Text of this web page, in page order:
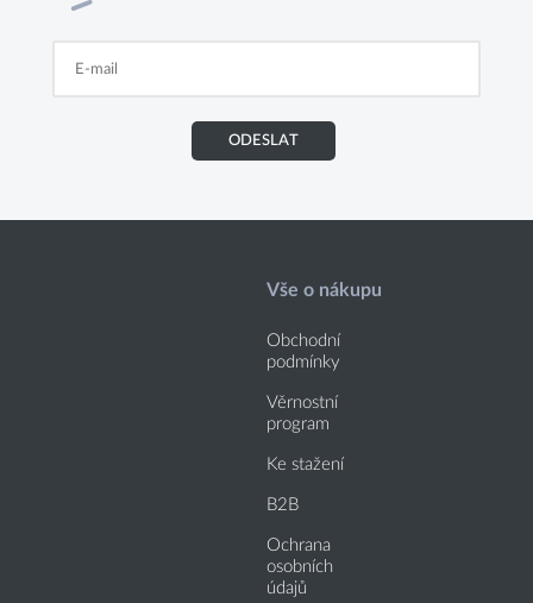
ODESLAT
Vše o nákupu
Obchodní
podmínky
Věrnostní
program
Ke stažení
B2B
Ochrana
osobních
údajů